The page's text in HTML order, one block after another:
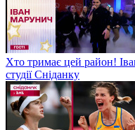
Хто тримає цей район!
студії Сніданку